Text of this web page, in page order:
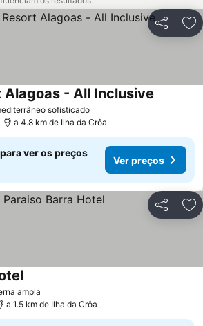
Partilhar
sofisticadoVer preços
Alagoas - All Inclusive
a 4.8 km de Ilha da Crôa
ver os preços
Ver preços
Partilhar
ampla
Ver preços
a 1.5 km de Ilha da Crôa